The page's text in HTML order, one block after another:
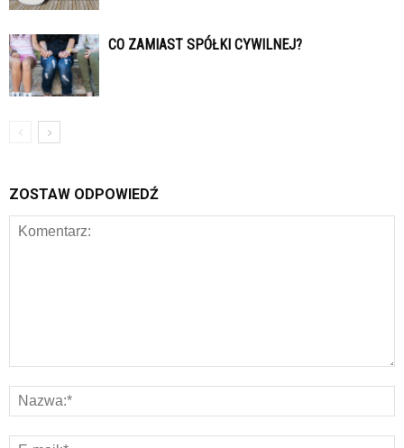
CO ZAMIAST SPÓŁKI CYWILNEJ?
ZOSTAW ODPOWIEDŹ